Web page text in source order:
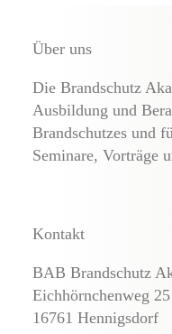
Über uns
Die Brandschutz
Ausbildung und
Brandschutzes und
Seminare, Vorträge
Kontakt
BAB Brandschutz
Eichhörnchenweg 25
16761 Hennigsdorf